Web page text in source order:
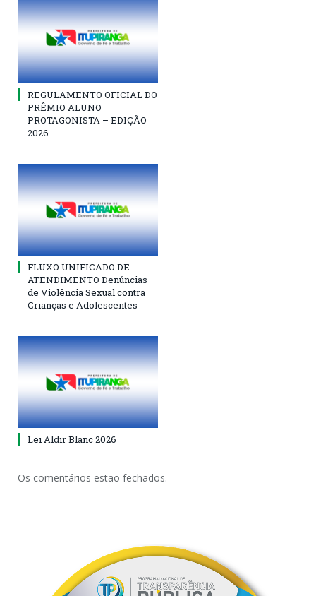
REGULAMENTO OFICIAL DO
PRÊMIO ALUNO
PROTAGONISTA – EDIÇÃO
2026
FLUXO UNIFICADO DE
ATENDIMENTO Denúncias
de Violência Sexual contra
Crianças e Adolescentes
Lei Aldir Blanc 2026
Os comentários estão fechados.